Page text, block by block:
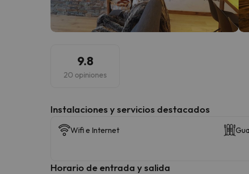
9.8
20 opiniones
Instalaciones y servicios destacados
Wifi e Internet
Horario de entrada y salida